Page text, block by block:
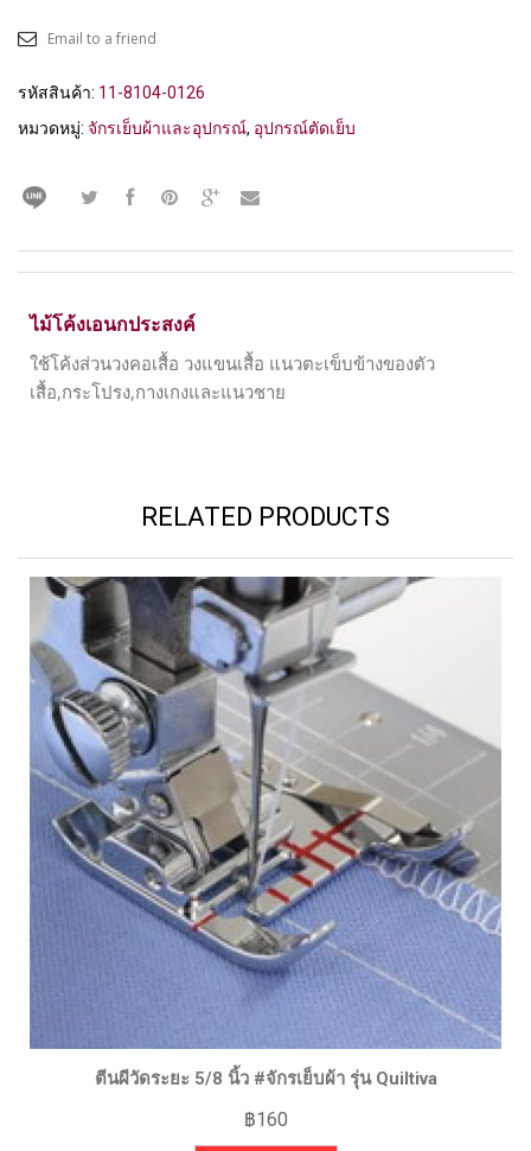
Email to a friend
รหัสสินค้า: 11-8104-0126
หมวดหมู่: จักรเย็บผ้าและอุปกรณ์, อุปกรณ์ตัดเย็บ
ไม้โค้งเอนกประสงค์
ใช้โค้งส่วนวงคอเสื้อ วงแขนเสื้อ แนวตะเข็บข้างของตัว
เสื้อ,กระโปรง,กางเกงและแนวชาย
RELATED PRODUCTS
ตีนผีวัดระยะ 5/8 นิ้ว #จักรเย็บผ้า รุ่น Quiltiva
฿160